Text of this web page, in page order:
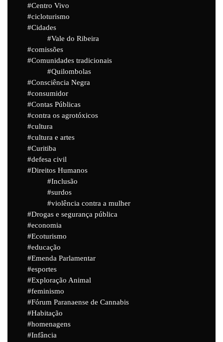
Centro Vivo
cicloturismo
Cidades
Vale do Ribeira
comissões
Comunidades tradicionais
Quilombolas
Consciência Negra
consumidor
Contas Públicas
contra os agrotóxicos
cultura
cultura e artes
Curitiba
defesa civil
Direitos Humanos
Inclusão
surdos
violência contra a mulher
Drogas e segurança pública
economia
Ecoturismo
educação
Emenda Parlamentar
esportes
Exploração Animal
feminismo
Fórum Paranaense de Cannabis
Habitação
homenagens
Infância